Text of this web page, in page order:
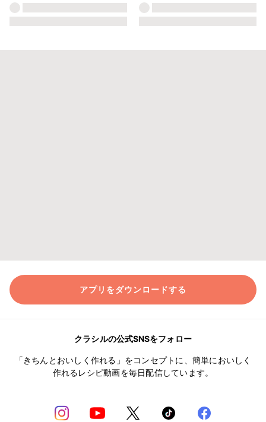
アプリをダウンロードする
クラシルの公式SNSをフォロー
「きちんとおいしく作れる」をコンセプトに、簡単においしく
作れるレシピ動画を毎日配信しています。